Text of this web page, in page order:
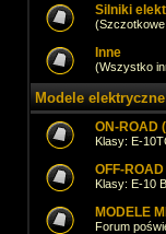
Silniki
Inne
(Wszystko
Modele elektryczne
ON-ROAD
Klasy: E-
OFF-
Klasy: E-10
MODELE
Forum